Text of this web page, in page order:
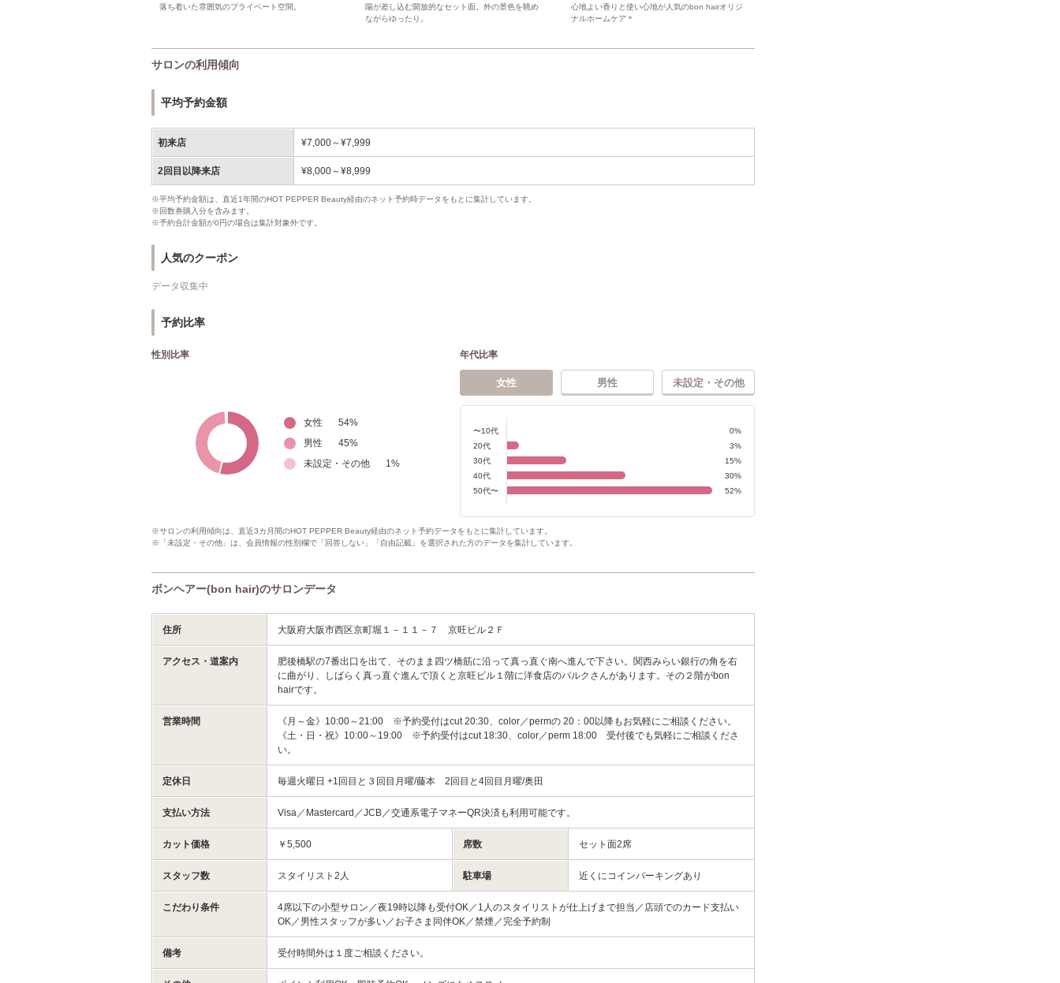
落ち着いた雰囲気のプライベート空間。
陽が差し込む開放的なセット面。外の景色を眺め
ながらゆったり。
心地よい香りと使い心地が人気のbon hairオリジ
ナルホームケア＊
サロンの利用傾向
平均予約金額
初来店 ¥7,000～¥7,999
2回目以降来店 ¥8,000～¥8,999
※平均予約金額は、直近1年間のHOT PEPPER Beauty経由のネット予約時データをもとに集計しています。
※回数券購入分を含みます。
※予約合計金額が0円の場合は集計対象外です。
人気のクーポン
データ収集中
予約比率
性別比率
女性 54%
男性
45%
未設定・その他
1%
年代比率
女性 男性 未設定・その他
〜10代
0%
20代
3%
30代
15%
40代
30%
50代〜
52%
※サロンの利用傾向は、直近3カ月間のHOT PEPPER Beauty経由のネット予約データをもとに集計しています。
※「未設定・その他」は、会員情報の性別欄で「回答しない」「自由記載」を選択された方のデータを集計しています。
ボンヘアー(bon hair)のサロンデータ
住所 大阪府大阪市西区京町堀１－１１－７ 京旺ビル２Ｆ
アクセス・道案内
肥後橋駅の7番出口を出て、そのまま四ツ橋筋に沿って真っ直ぐ南へ進んで下さい。関西みらい銀行の角を右
に曲がり、しばらく真っ直ぐ進んで頂くと京旺ビル１階に洋食店のパルクさんがあります。その２階がbon
hairです。
営業時間
《月～金》10:00～21:00 ※予約受付はcut 20:30、color／permの 20：00以降もお気軽にご相談ください。
《土・日・祝》10:00～19:00 ※予約受付はcut 18:30、color／perm 18:00 受付後でも気軽にご相談くださ
い。
定休日 毎週火曜日 +1回目と３回目月曜/藤本 2回目と4回目月曜/奥田
支払い方法 Visa／Mastercard／JCB／交通系電子マネーQR決済も利用可能です。
カット価格 ￥5,500 席数 セット面2席
スタッフ数 スタイリスト2人 駐車場 近くにコインパーキングあり
こだわり条件
4席以下の小型サロン／夜19時以降も受付OK／1人のスタイリストが仕上げまで担当／店頭でのカード支払い
OK／男性スタッフが多い／お子さま同伴OK／禁煙／完全予約制
備考 受付時間外は１度ご相談ください。